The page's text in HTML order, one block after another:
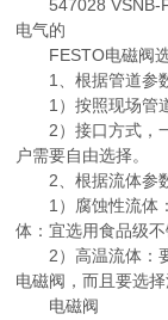
547028 VSNB-F-
电气的
FESTO电磁阀选
1、根据管道参数
1）按照现场管道
2）接口方式，一
户需要自由选择。
2、根据流体参数
1）腐蚀性流体：
体：宜选用食品级不
2）高温流体：要
电磁阀，而且要选
电磁阀